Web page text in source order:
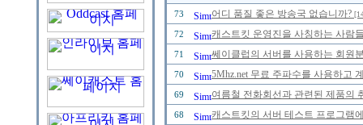
73 어디 품질 좋은 방송국 없습니까?
72 캐스트킷 운영진을 사칭하는 사람
71 쎄이클럽의 서버를 사용하는 회원
70 5Mhz.net 무료 주파수를 사용하고
69 여름철 전화회선과 관련된 제품의
68 캐스트킷의 서버 테스트 프로그램